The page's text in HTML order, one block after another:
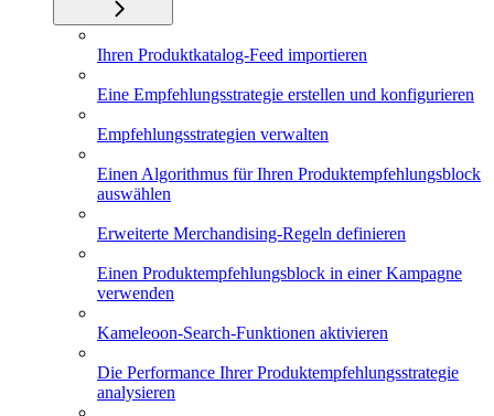
Ihren Produktkatalog-Feed importieren
Eine Empfehlungsstrategie erstellen und konfigurieren
Empfehlungsstrategien verwalten
Einen Algorithmus für Ihren Produktempfehlungsblock
auswählen
Erweiterte Merchandising-Regeln definieren
Einen Produktempfehlungsblock in einer Kampagne
verwenden
Kameleoon-Search-Funktionen aktivieren
Die Performance Ihrer Produktempfehlungsstrategie
analysieren